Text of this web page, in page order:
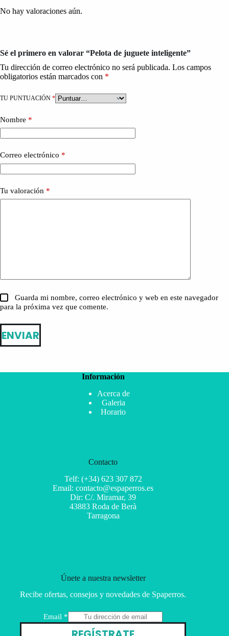
No hay valoraciones aún.
Sé el primero en valorar “Pelota de juguete inteligente”
Tu dirección de correo electrónico no será publicada. Los campos
obligatorios están marcados con *
TU PUNTUACIÓN *
Nombre *
Correo electrónico *
Tu valoración *
Guarda mi nombre, correo electrónico y web en este navegador
para la próxima vez que comente.
ENVIAR
Información
Acerca de
Galeria
Horario
Contacto
Telf: (+34) 623 307 872
Email: contacto@espaperros.es
Dir: C/. Miramar, 39
43883 Roda de Berà
Tarragona
Únete a nuestra newsletter
Recibe ofertas, consejos y novedades de Spaperros.
m
Email *